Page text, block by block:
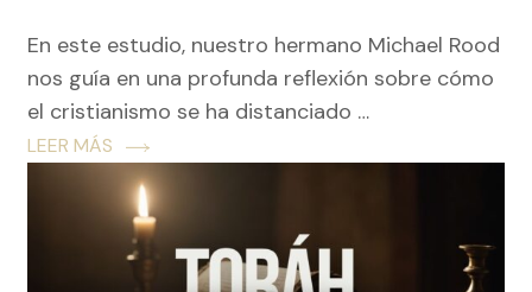
En este estudio, nuestro hermano Michael Rood
nos guía en una profunda reflexión sobre cómo
el cristianismo se ha distanciado …
LEER MÁS